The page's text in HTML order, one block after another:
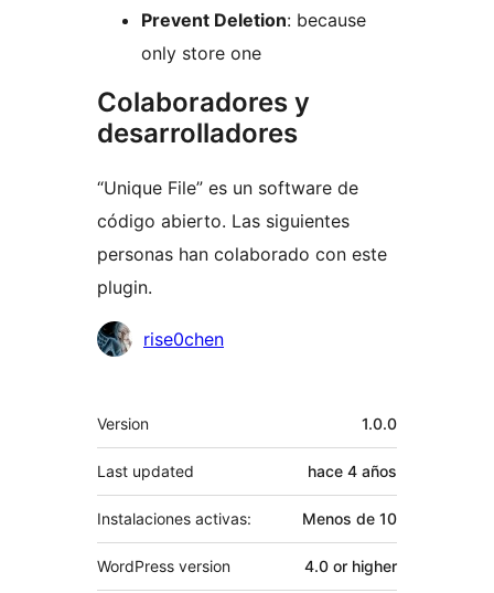
Prevent Deletion: because
only store one
Colaboradores y
desarrolladores
“Unique File” es un software de
código abierto. Las siguientes
personas han colaborado con este
plugin.
Colaboradores
rise0chen
Meta
Version 1.0.0
Last updated hace 4 años
Instalaciones activas: Menos de 10
WordPress version 4.0 or higher